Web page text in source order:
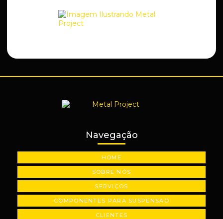
Navegação
HOME
SOBRE NÓS
SERVIÇOS
COMPONENTES PARA SUSPENSAO
CLIENTES